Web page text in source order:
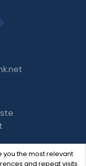
you the most relevant
and repeat visits.